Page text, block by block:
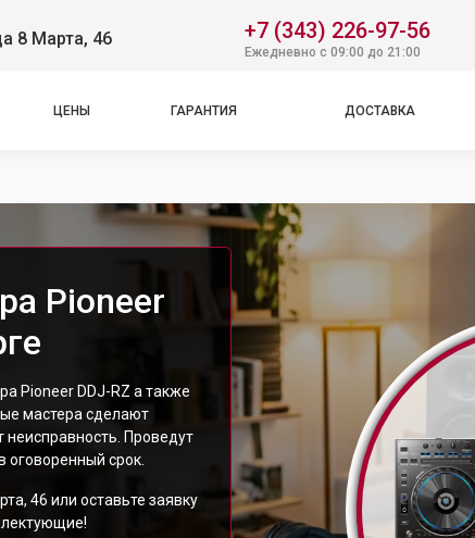
8 Марта, 46 +7 (343) 226-97-56
Ежедневно с 09:00 до 21:00
ЦЕНЫ ГАРАНТИЯ ДОСТАВКА
Pioneer
Pioneer DDJ-RZ а также
мастера сделают
неисправность. Проведут
срок.
46 или оставьте заявку